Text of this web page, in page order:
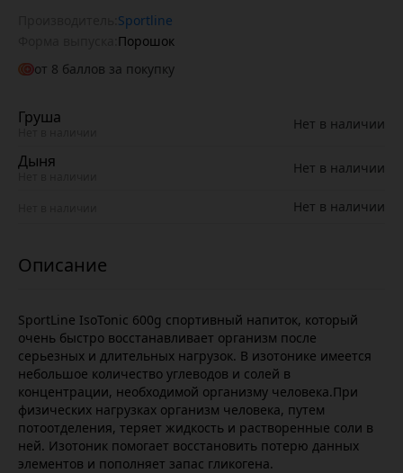
Sportline
Порошок
от 8 баллов за покупку
Груша Нет в наличии
Дыня Нет в наличии
Нет в наличии
SportLine IsoTonic 600g спортивный напиток, который
очень быстро восстанавливает организм после
серьезных и длительных нагрузок. В изотонике имеется
небольшое количество углеводов и солей в
концентрации, необходимой организму человека.При
физических нагрузках организм человека, путем
потоотделения, теряет жидкость и растворенные соли в
ней. Изотоник помогает восстановить потерю данных
элементов и пополняет запас гликогена.